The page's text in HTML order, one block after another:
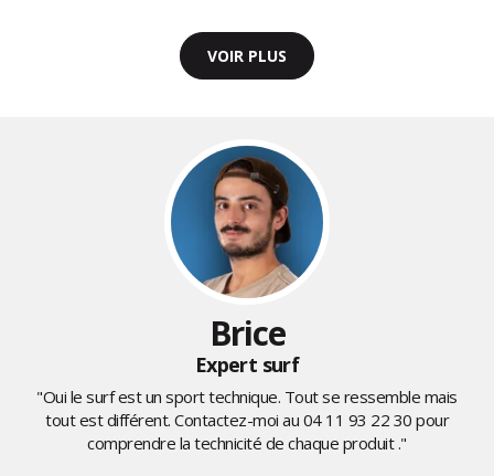
VOIR PLUS
Brice
Expert surf
"Oui le surf est un sport technique. Tout se ressemble mais
tout est différent. Contactez-moi au 04 11 93 22 30 pour
comprendre la technicité de chaque produit ."